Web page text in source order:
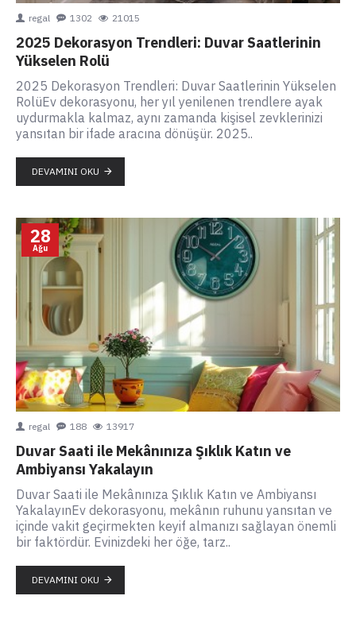
regal 1302 21015
2025 Dekorasyon Trendleri: Duvar Saatlerinin
Yükselen Rolü
2025 Dekorasyon Trendleri: Duvar Saatlerinin Yükselen
RolüEv dekorasyonu, her yıl yenilenen trendlere ayak
uydurmakla kalmaz, aynı zamanda kişisel zevklerinizi
yansıtan bir ifade aracına dönüşür. 2025..
DEVAMINI OKU
28
Ağu
regal 188 13917
Duvar Saati ile Mekânınıza Şıklık Katın ve
Ambiyansı Yakalayın
Duvar Saati ile Mekânınıza Şıklık Katın ve Ambiyansı
YakalayınEv dekorasyonu, mekânın ruhunu yansıtan ve
içinde vakit geçirmekten keyif almanızı sağlayan önemli
bir faktördür. Evinizdeki her öğe, tarz..
DEVAMINI OKU